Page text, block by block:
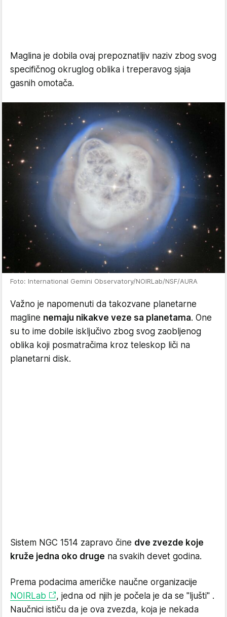
Maglina je dobila ovaj prepoznatljiv naziv zbog svog
specifičnog okruglog oblika i treperavog sjaja
gasnih omotača.
Foto: International Gemini Observatory/NOIRLab/NSF/AURA
Važno je napomenuti da takozvane planetarne
magline nemaju nikakve veze sa planetama. One
su to ime dobile isključivo zbog svog zaobljenog
oblika koji posmatračima kroz teleskop liči na
planetarni disk.
Sistem NGC 1514 zapravo čine dve zvezde koje
kruže jedna oko druge na svakih devet godina.
Prema podacima američke naučne organizacije
NOIRLab
, jedna od njih je počela je da se "ljušti" .
Naučnici ističu da je ova zvezda, koja je nekada